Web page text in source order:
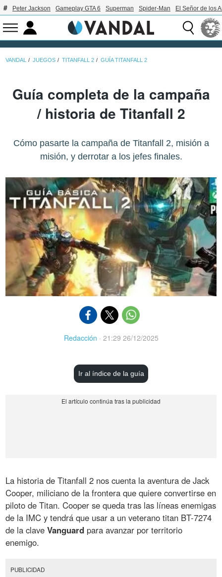
Peter Jackson Gameplay GTA 6 Superman Spider-Man El Señor de los
VANDAL JUEGOS TITANFALL 2 GUÍA TITANFALL 2
Guía completa de la campaña
/ historia de Titanfall 2
Cómo pasarte la campaña de Titanfall 2, misión a
misión, y derrotar a los jefes finales.
Redacción · 21:29 26/12/2025
Ir al índice de la guía
La historia de Titanfall 2 nos cuenta la aventura de Jack
Cooper, miliciano de la frontera que quiere convertirse en
piloto de Titan. Cooper se queda tras las líneas enemigas
de la IMC y tendrá que usar a un veterano titan BT-7274
de la claveVanguard para avanzar por territorio
enemigo.
PUBLICIDAD